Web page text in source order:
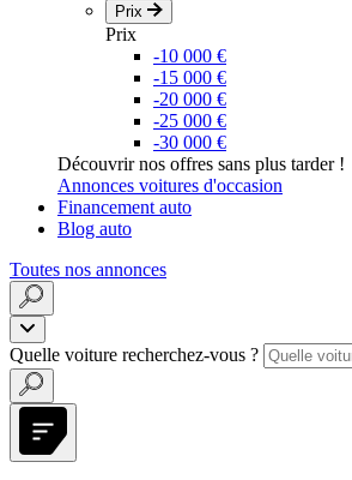
Prix
Prix
-10 000 €
-15 000 €
-20 000 €
-25 000 €
-30 000 €
Découvrir nos offres sans plus tarder !
Annonces voitures d'occasion
Financement auto
Blog auto
Toutes nos annonces
Quelle voiture recherchez-vous ?